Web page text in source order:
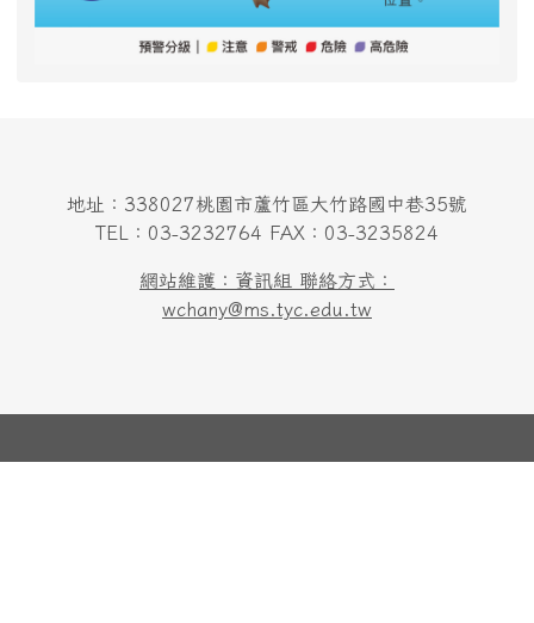
地址：338027桃園市蘆竹區大竹路國中巷35號
TEL：03-3232764 FAX：03-3235824
網站維護：資訊組 聯絡方式：
wchany@ms.tyc.edu.tw